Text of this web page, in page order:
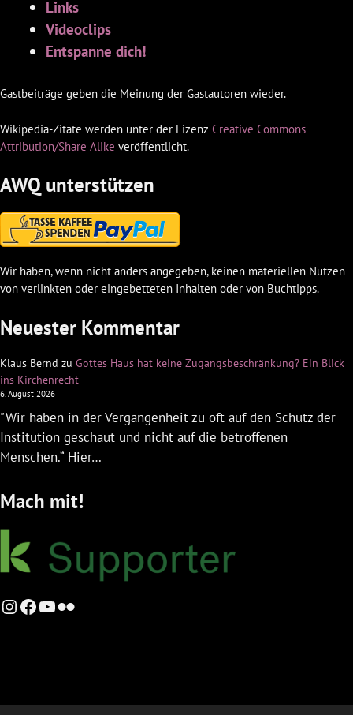
Links
Videoclips
Entspanne dich!
Gastbeiträge geben die Meinung der Gastautoren wieder.
Wikipedia-Zitate werden unter der Lizenz Creative Commons
Attribution/Share Alike veröffentlicht.
AWQ unterstützen
Wir haben, wenn nicht anders angegeben, keinen materiellen Nutzen
von verlinkten oder eingebetteten Inhalten oder von Buchtipps.
Neuester Kommentar
Klaus Bernd zu Gottes Haus hat keine Zugangsbeschränkung? Ein Blick
ins Kirchenrecht
6. August 2026
"Wir haben in der Vergangenheit zu oft auf den Schutz der
Institution geschaut und nicht auf die betroffenen
Menschen.“ Hier…
Mach mit!
Instagram
Facebook
YouTube
Flickr